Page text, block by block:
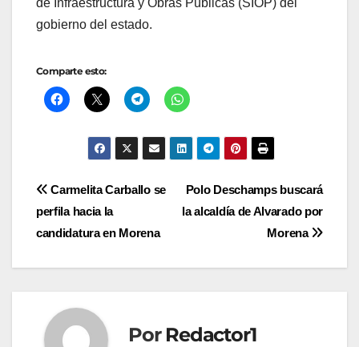
de Infraestructura y Obras Públicas (SIOP) del
gobierno del estado.
Comparte esto:
Navegación
de
entradas
Polo Deschamps buscará
la alcaldía de Alvarado por
Morena
Carmelita Carballo se
perfila hacia la
candidatura en Morena
Por Redactor1